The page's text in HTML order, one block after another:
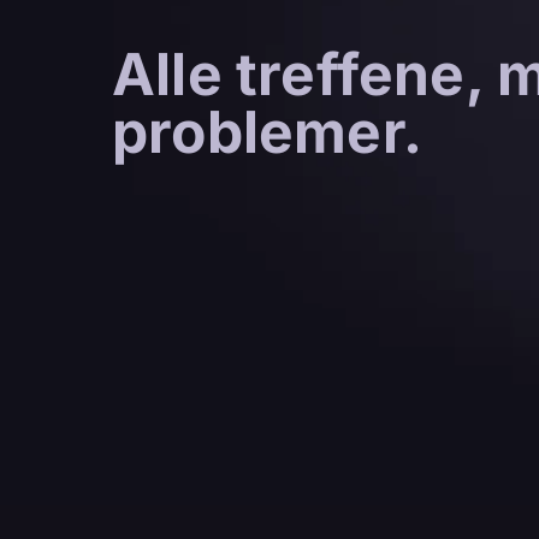
Alle treffene,
problemer.